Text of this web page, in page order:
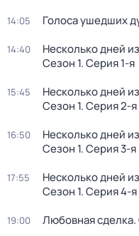
14:05 Голocа ушедших
14:40 Несколько дней
Сезон 1. Серия 1-я
15:45 Несколько дней
Сезон 1. Серия 2-я
16:50 Несколько дней
Сезон 1. Серия 3-я
17:55 Несколько дней
Сезон 1. Серия 4-я
19:00 Любовная сделка